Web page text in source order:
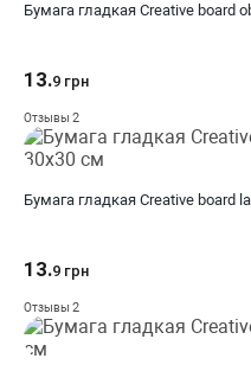
Бумага гладкая Creative board
13.9 грн
Отзывы 2
Бумага гладкая Creative board
13.9 грн
Отзывы 2